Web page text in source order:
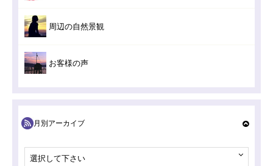
周辺の自然景観
お客様の声
月別アーカイブ
選択して下さい